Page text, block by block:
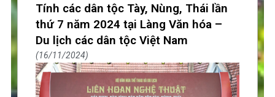
Tính các dân tộc Tày, Nùng, Thái lần
thứ 7 năm 2024 tại Làng Văn hóa –
Du lịch các dân tộc Việt Nam
16/11/2024